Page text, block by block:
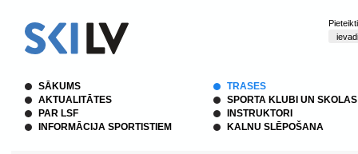
SĀKUMS
AKTUALITĀTES
PAR LSF
INFORMĀCIJA SPORTISTIEM
TRASES
SPORTA KLUBI UN SKOLAS
INSTRUKTORI
KALNU SLĒPOŠANA